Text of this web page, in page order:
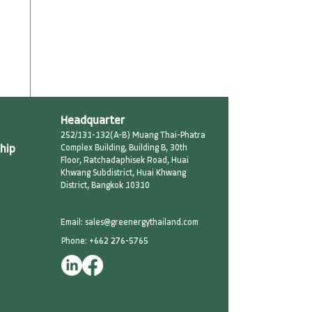
Headquarter
252/131-132(A-B) Muang Thai-Phatra
Complex Building, Building B, 30th
Floor, Ratchadaphisek Road, Huai
Khwang Subdistrict, Huai Khwang
District, Bangkok 10310
Email: sales@greenergythailand.com​
Phone: +662 276-5765